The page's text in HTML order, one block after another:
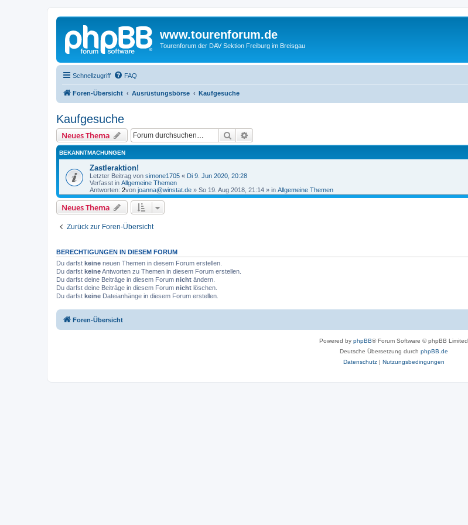
www.tourenforum.de
Tourenforum der DAV Sektion Freiburg im Breisgau
Schnellzugriff FAQ
Foren-Übersicht Ausrüstungsbörse Kaufgesuche
Kaufgesuche
Neues Thema Suche
BEKANNTMACHUNGEN
Zastleraktion!
Letzter Beitrag von simone1705 « Di 9. Jun 2020, 20:28
Verfasst in Allgemeine Themen
Antworten: 2von joanna@winstat.de » So 19. Aug 2018, 21:14 » in Allgemeine Themen
Neues Thema
Zurück zur Foren-Übersicht
BERECHTIGUNGEN IN DIESEM FORUM
Du darfst keine neuen Themen in diesem Forum erstellen.
Du darfst keineAntworten zu Themen in diesem Forum erstellen.
Du darfst deine Beiträge in diesem Forum nicht ändern.
Du darfst deine Beiträge in diesem Forum nicht löschen.
Du darfst keine Dateianhänge in diesem Forum erstellen.
Foren-Übersicht
Powered by phpBB® Forum Software © phpBB Limited
Deutsche Übersetzung durch phpBB.de
Datenschutz| Nutzungsbedingungen